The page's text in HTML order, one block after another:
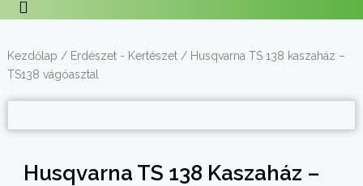
Kezdőlap / Erdészet - Kertészet/ Husqvarna TS 138 kaszaház –
TS138 vágóasztal
Husqvarna TS 138 Kaszaház –